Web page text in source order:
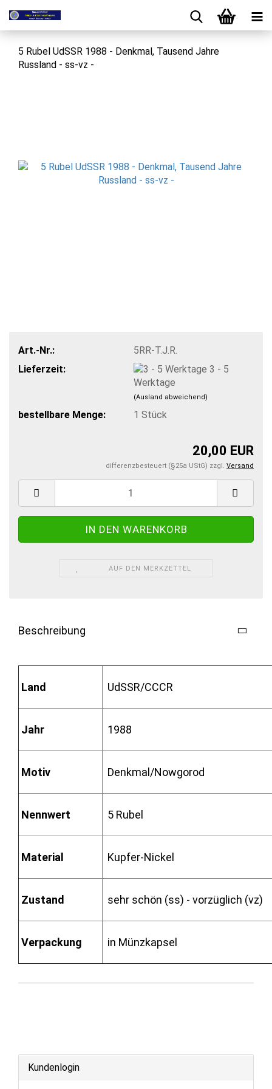
5 Rubel UdSSR 1988 - Denkmal, Tausend Jahre
Russland - ss-vz -
Art.-Nr.:
5RR-T.J.R.
Lieferzeit:
3 - 5
Werktage
(Ausland abweichend)
bestellbare Menge: 1 Stück
20,00 EUR
differenzbesteuert (§25a UStG) zzgl. Versand
AUF DEN MERKZETTEL
Beschreibung
Land UdSSR/CCCR
Jahr 1988
Motiv Denkmal/Nowgorod
Nennwert 5 Rubel
Material Kupfer-Nickel
Zustand sehr schön (ss) - vorzüglich (vz)
Verpackung in Münzkapsel
Kundenlogin